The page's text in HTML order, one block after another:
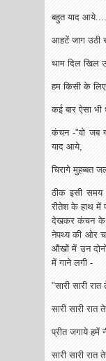
बहुत याद
आहटें जाग उठी
थाम दिल खिल
हम किसी के लिए
कई बार ऐसा
कंचन -"वो जब
याद आये,
चिरागे मुहब्बत
ठीक इसी
रीतेश के हाथ में
देखकर कंचन के
नेपथ्य की ओर
ऑंखों में उन
में गाने लगी -
"सारी सारी
सारी सारी रात
प्रीत जगाये
सारी सारी रात